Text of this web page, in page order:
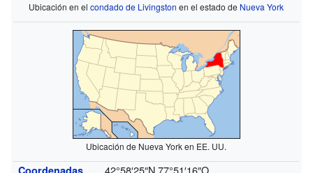
Ubicación en elcondado de Livingston en el estado de Nueva York
Ubicación de Nueva York en EE. UU.